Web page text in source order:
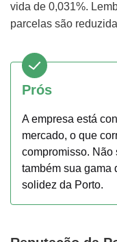
vida de 0,031%.
parcelas são
Prós
A empresa está
mercado, o que
compromisso. Não
também sua gama
solidez da Porto.